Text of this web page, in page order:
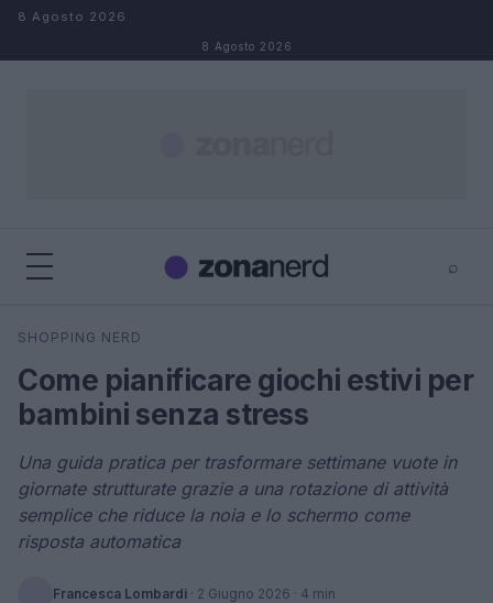
Salta al contenuto
8 Agosto 2026
8 Agosto 2026
⌕
Cerca
SHOPPING NERD
Come pianificare giochi estivi per
bambini senza stress
Una guida pratica per trasformare settimane vuote in
giornate strutturate grazie a una rotazione di attività
semplice che riduce la noia e lo schermo come
risposta automatica
Francesca Lombardi · 2 Giugno 2026 · 4 min